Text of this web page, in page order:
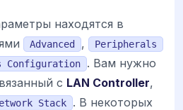
находятся в
Advanced , Peripherals
Configuration
. Вам нужно
с LAN Controller,
Stack
. В некоторых